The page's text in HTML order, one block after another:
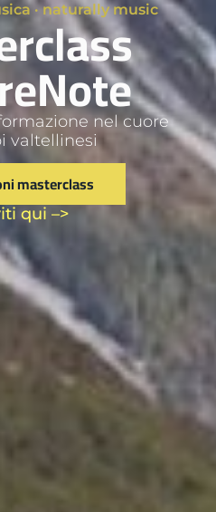
· naturally music
nel cuore
valtellinesi
masterclass
qui –>